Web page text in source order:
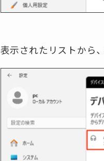
表示されたリストから